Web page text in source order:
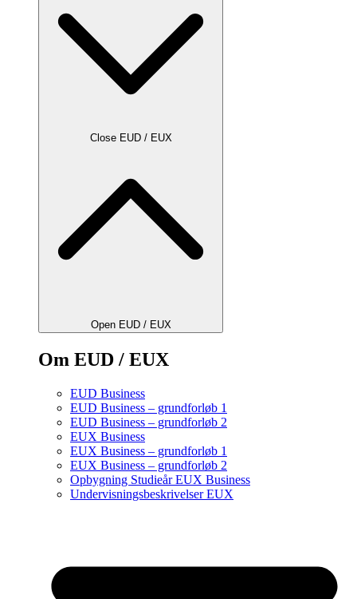
Close EUD / EUX
Open EUD / EUX
Om EUD / EUX
EUD Business
EUD Business – grundforløb 1
EUD Business – grundforløb 2
EUX Business
EUX Business – grundforløb 1
EUX Business – grundforløb 2
Opbygning Studieår EUX Business
Undervisningsbeskrivelser EUX